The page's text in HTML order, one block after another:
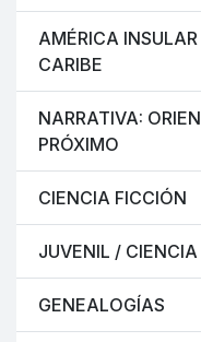
AMÉRICA
CARIBE
NARRATIVA:
PRÓXIMO
CIENCIA FICCIÓN
JUVENIL /
GENEALOGÍAS